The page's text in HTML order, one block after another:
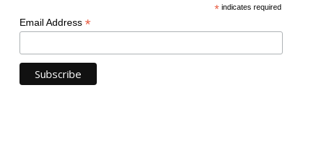
* indicates required
Email Address *